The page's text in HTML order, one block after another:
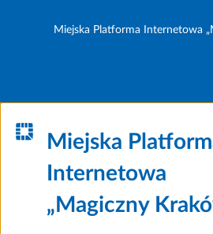
Miejska Platforma Internetowa
Miejska
Internetowa
„Magiczny